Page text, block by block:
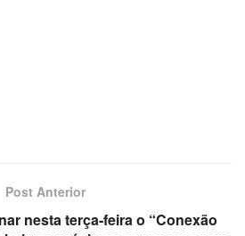
Post Anterior
nesta terça-feira o “Conexão